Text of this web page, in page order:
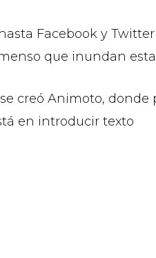
Facebook y
que inundan
creó Animoto, donde
en introducir texto